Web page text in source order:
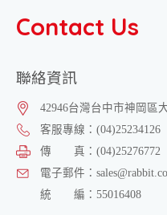
Contact Us
聯絡資訊
42946台灣台中市神岡區
客服專線： (04)25234126
傳 真： (04)25276772
電子郵件：
統 編： 55016408